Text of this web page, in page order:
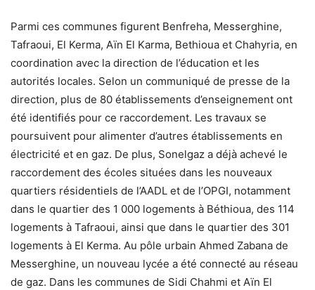
Parmi ces communes figurent Benfreha, Messerghine,
Tafraoui, El Kerma, Aïn El Karma, Bethioua et Chahyria, en
coordination avec la direction de l’éducation et les
autorités locales. Selon un communiqué de presse de la
direction, plus de 80 établissements d’enseignement ont
été identifiés pour ce raccordement. Les travaux se
poursuivent pour alimenter d’autres établissements en
électricité et en gaz. De plus, Sonelgaz a déjà achevé le
raccordement des écoles situées dans les nouveaux
quartiers résidentiels de l’AADL et de l’OPGI, notamment
dans le quartier des 1 000 logements à Béthioua, des 114
logements à Tafraoui, ainsi que dans le quartier des 301
logements à El Kerma. Au pôle urbain Ahmed Zabana de
Messerghine, un nouveau lycée a été connecté au réseau
de gaz. Dans les communes de Sidi Chahmi et Aïn El